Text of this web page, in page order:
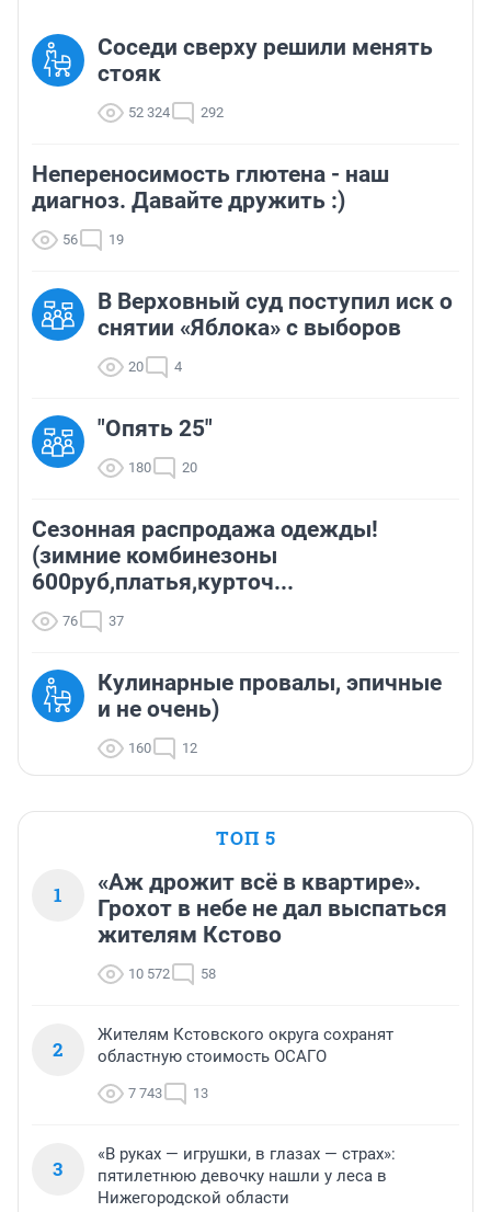
Соседи сверху решили менять
стояк
52 324 292
Непереносимость глютена - наш
диагноз. Давайте дружить :)
56 19
В Верховный суд поступил иск о
снятии «Яблока» с выборов
20 4
"Опять 25"
180 20
Сезонная распродажа одежды!
(зимние комбинезоны
600руб,платья,курточ...
76 37
Кулинарные провалы, эпичные
и не очень)
160 12
ТОП 5
1
«Аж дрожит всё в квартире».
Грохот в небе не дал выспаться
жителям Кстово
10 572 58
2
Жителям Кстовского округа сохранят
областную стоимость ОСАГО
7 743 13
3
«В руках — игрушки, в глазах — страх»:
пятилетнюю девочку нашли у леса в
Нижегородской области